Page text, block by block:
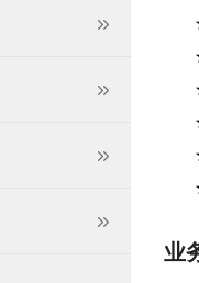
★
★
★
★
★
★
业